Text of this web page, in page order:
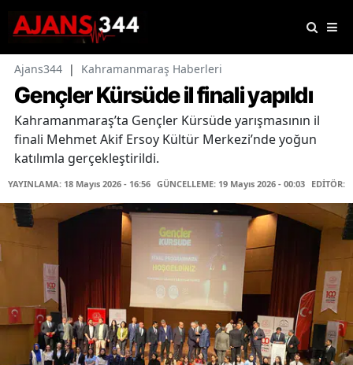
Ajans344 | Kahramanmaraş Haberleri
Gençler Kürsüde il finali yapıldı
Kahramanmaraş’ta Gençler Kürsüde yarışmasının il
finali Mehmet Akif Ersoy Kültür Merkezi’nde yoğun
katılımla gerçekleştirildi.
YAYINLAMA: 18 Mayıs 2026 - 16:56 GÜNCELLEME: 19 Mayıs 2026 - 00:03 EDİTÖR: